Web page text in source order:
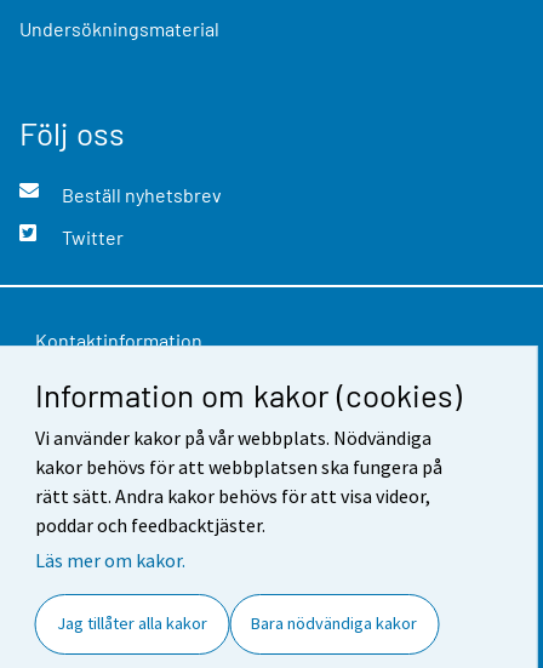
Information om kakor (cookies)
Vi använder kakor på vår webbplats. Nödvändiga
kakor behövs för att webbplatsen ska fungera på
rätt sätt. Andra kakor behövs för att visa videor,
poddar och feedbacktjäster.
Läs mer om kakor.
Jag tillåter alla kakor Bara nödvändiga kakor
Undersökningsmaterial
Följ oss
Beställ nyhetsbrev
Twitter
Kontaktinformation
Respons
Användarvillkor
Dataskydd
Tillgänglighet
Cookie-inställningar